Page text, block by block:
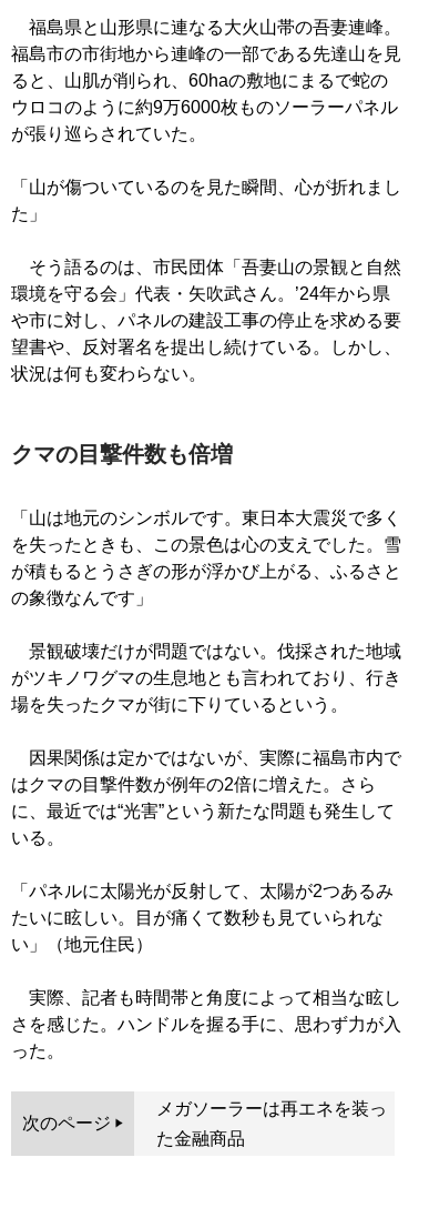
福島県と山形県に連なる大火山帯の吾妻連峰。
福島市の市街地から連峰の一部である先達山を見
ると、山肌が削られ、60haの敷地にまるで蛇の
ウロコのように約9万6000枚ものソーラーパネル
が張り巡らされていた。
「山が傷ついているのを見た瞬間、心が折れまし
た」
そう語るのは、市民団体「吾妻山の景観と自然
環境を守る会」代表・矢吹武さん。’24年から県
や市に対し、パネルの建設工事の停止を求める要
望書や、反対署名を提出し続けている。しかし、
状況は何も変わらない。
クマの目撃件数も倍増
「山は地元のシンボルです。東日本大震災で多く
を失ったときも、この景色は心の支えでした。雪
が積もるとうさぎの形が浮かび上がる、ふるさと
の象徴なんです」
景観破壊だけが問題ではない。伐採された地域
がツキノワグマの生息地とも言われており、行き
場を失ったクマが街に下りているという。
因果関係は定かではないが、実際に福島市内で
はクマの目撃件数が例年の2倍に増えた。さら
に、最近では“光害”という新たな問題も発生して
いる。
「パネルに太陽光が反射して、太陽が2つあるみ
たいに眩しい。目が痛くて数秒も見ていられな
い」（地元住民）
実際、記者も時間帯と角度によって相当な眩し
さを感じた。ハンドルを握る手に、思わず力が入
った。
次のページ
メガソーラーは再エネを装っ
た金融商品